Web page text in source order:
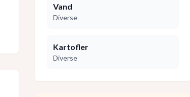
Vand
Diverse
Kartofler
Diverse